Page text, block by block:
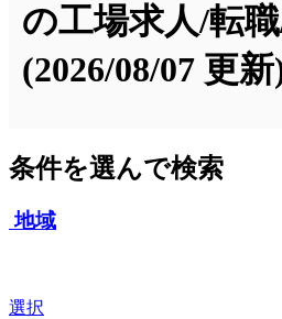
の工場求人/転
(2026/08/07 更新
条件を選んで検索
地域
選択